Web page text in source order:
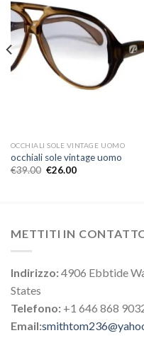
OCCHIALI SOLE VINTAGE UOMO
occhiali sole vintage uomo
€39.00 €26.00
METTITI IN
Indirizzo:4906 Ebbtide
States
Telefono: +1 646 868
Email: